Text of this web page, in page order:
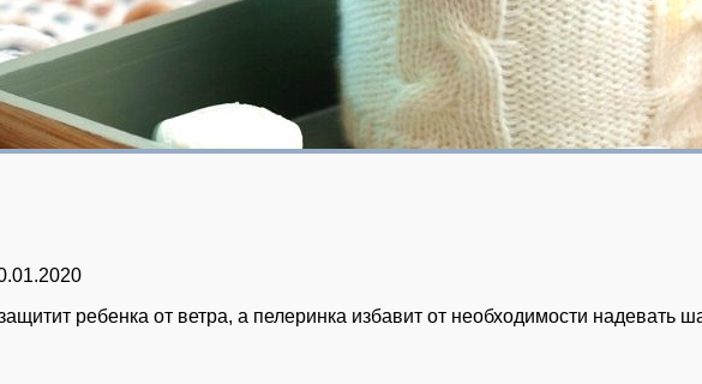
ребенка от ветра, а пелеринка избавит от необходимости надевать